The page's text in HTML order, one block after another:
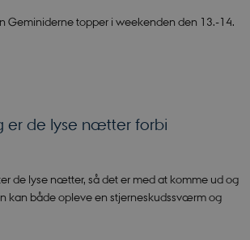
Geminiderne topper i weekenden den 13.-14.
er de lyse nætter forbi
de lyse nætter, så det er med at komme ud og
kan både opleve en stjerneskudssværm og
cookies hjælper med at gøre
CookieScript